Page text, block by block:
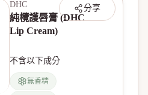
分享
DHC
純欖護唇膏 (DHC
Lip Cream)
不含以下成分
無香精